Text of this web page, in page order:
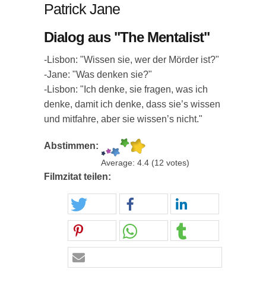
Patrick Jane
Dialog aus "The Mentalist"
-Lisbon: "Wissen sie, wer der Mörder ist?"
-Jane: "Was denken sie?"
-Lisbon: "Ich denke, sie fragen, was ich
denke, damit ich denke, dass sie’s wissen
und mitfahre, aber sie wissen’s nicht."
Abstimmen:
Average: 4.4 (12 votes)
Filmzitat teilen: